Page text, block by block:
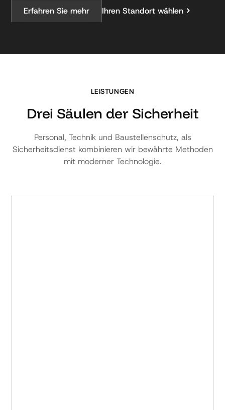
Erfahren Sie mehr Ihren Standort wählen chevron_right
LEISTUNGEN
Drei Säulen der Sicherheit
Personal, Technik und Baustellenschutz, als
Sicherheitsdienst kombinieren wir bewährte Methoden
mit moderner Technologie.